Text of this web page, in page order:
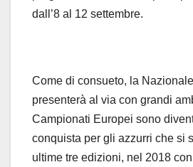
dall’8 al 12 settembre.
Come di consueto, la
presenterà al via con grandi
Campionati Europei sono
conquista per gli azzurri che si
ultime tre edizioni, nel 2018